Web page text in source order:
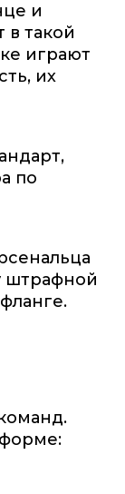
и
в такой
играют
их
по
штрафной